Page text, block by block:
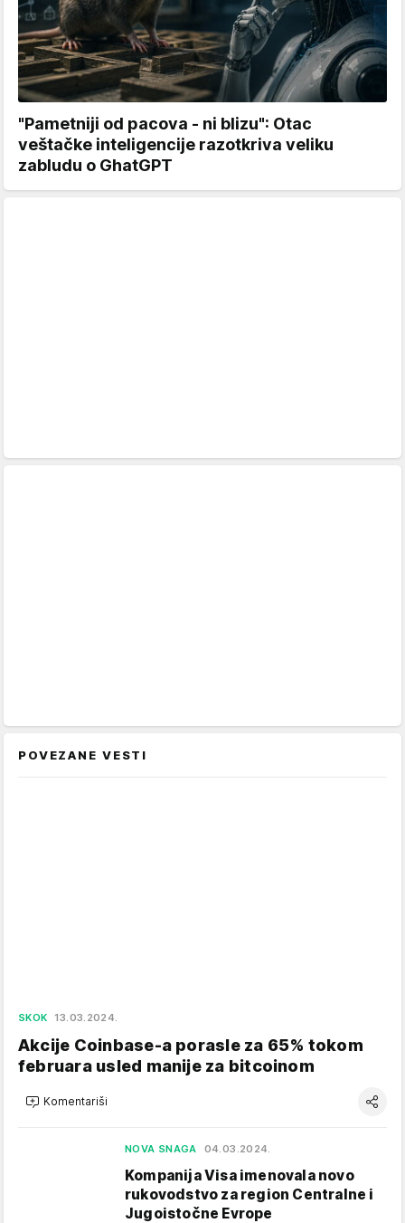
"Pametniji od pacova - ni blizu": Otac
veštačke inteligencije razotkriva veliku
zabludu o GhatGPT
POVEZANE VESTI
SKOK 13.03.2024.
Akcije Coinbase-a porasle za 65% tokom
februara usled manije za bitcoinom
Komentariši
NOVA SNAGA 04.03.2024.
Kompanija Visa imenovala novo
rukovodstvo za region Centralne i
Jugoistočne Evrope